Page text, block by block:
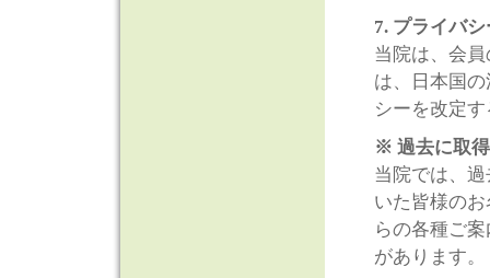
7. プライバ
当院は、会
は、日本国
シーを改定
※ 過去に取
当院では、
いた皆様の
らの各種ご
があります。